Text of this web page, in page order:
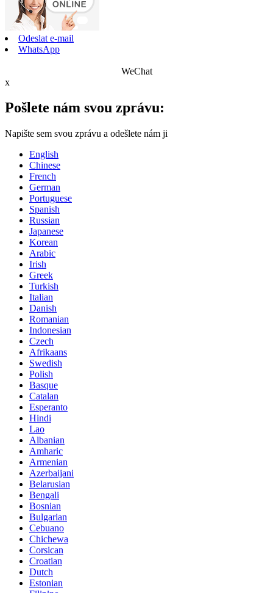
Odeslat e-mail
WhatsApp
WeChat
x
Pošlete nám svou zprávu:
Napište sem svou zprávu a odešlete nám ji
English
Chinese
French
German
Portuguese
Spanish
Russian
Japanese
Korean
Arabic
Irish
Greek
Turkish
Italian
Danish
Romanian
Indonesian
Czech
Afrikaans
Swedish
Polish
Basque
Catalan
Esperanto
Hindi
Lao
Albanian
Amharic
Armenian
Azerbaijani
Belarusian
Bengali
Bosnian
Bulgarian
Cebuano
Chichewa
Corsican
Croatian
Dutch
Estonian